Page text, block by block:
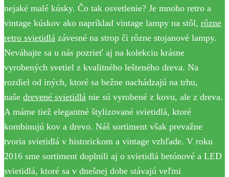
nejaké malé kúsky. Čo tak osvetlenie? Je mnoho retro a
vintage kúskov ako napríklad vintage lampy na stôl, rôzne
retro svietidlá závesné na strop či rôzne stojanové lampy.
Neváhajte sa u nás pozrieť aj na kolekciu krásne
vyrobených svetiel z kvalitného lešteného dreva. Na
rozdiel od iných, ktoré sa bežne nachádzajú na trhu,
naše drevené svietidlá nie sú vyrobené z kovu, ale z dreva.
A máme tiež elegantné štylizované svietidlá, ktoré
kombinujú kov a drevo. Náš sortiment však prevažne
tvoria svietidlá v historickom a vintage vzhľade. V roku
2016 sme sortiment doplnili aj o svietidlá betónové a LED
svietidlá, ktoré sa v dnešnej dobe stávajú veľmi